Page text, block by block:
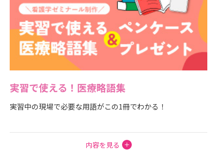
実習で使える！医療略語集
実習中の現場で必要な用語がこの1冊でわかる！
内容を見る